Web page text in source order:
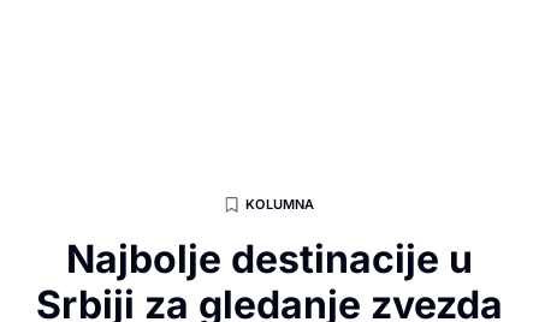
KOLUMNA
Najbolje destinacije u
Srbiji za gledanje zvezda